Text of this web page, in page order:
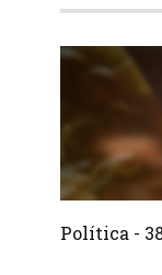
Crear
Política -